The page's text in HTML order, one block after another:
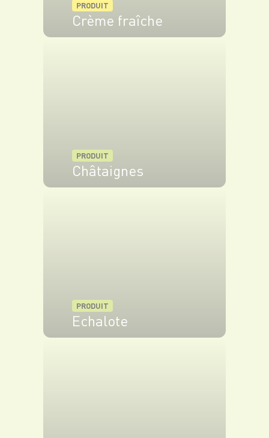
PRODUIT
Crème fraîche
PRODUIT
Châtaignes
PRODUIT
Echalote